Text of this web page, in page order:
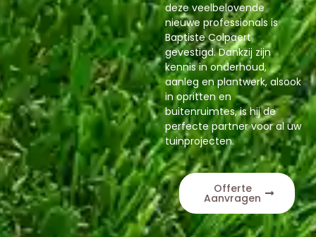
deze veelbelovende
nieuwe professionals is
Baptiste Colpaert
gevestigd. Dankzij zijn
kennis in onderhoud,
aanleg en plantwerk, alsook
in opritten en
buitenruimtes, is hij de
perfecte partner voor al uw
tuinprojecten.
Offerte
Aanvragen